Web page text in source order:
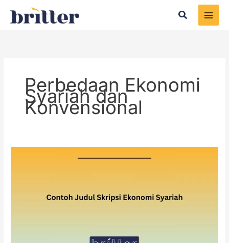
Search
Perbedaan Ekonomi
Syariah dan
Konvensional